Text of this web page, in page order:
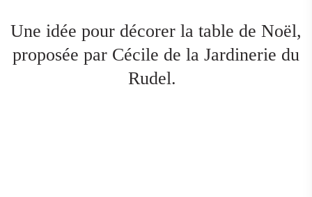
Une idée pour décorer la table de Noël,
proposée par Cécile de la Jardinerie du
Rudel.